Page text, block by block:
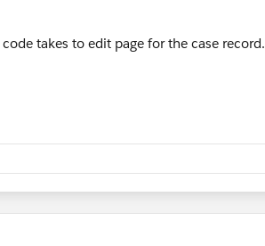
takes to edit page for the case record.